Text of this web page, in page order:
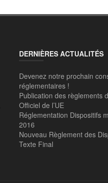
DERNIÈRES ACTUALITÉS
Devenez notre prochain
réglementaires !
Publication des règlements
Officiel de l’UE
Réglementation Dispositifs
2016
Nouveau Règlement des
Texte Final